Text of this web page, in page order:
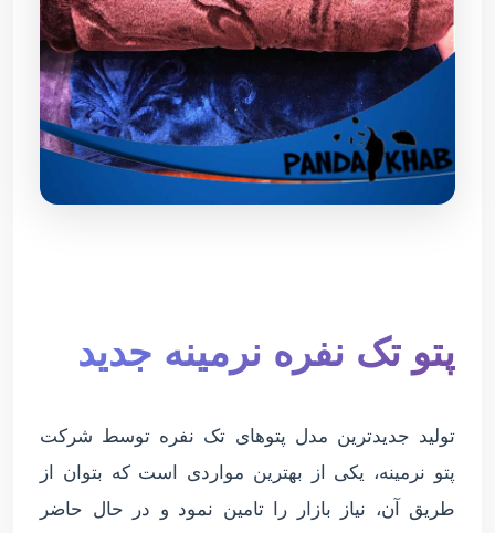
پتو تک نفره نرمینه جدید
تولید جدیدترین مدل پتوهای تک نفره توسط شرکت
پتو نرمینه، یکی از بهترین مواردی است که بتوان از
طریق آن، نیاز بازار را تامین نمود و در حال حاضر